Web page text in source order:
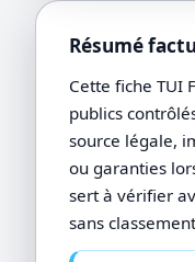
Résumé
Cette fiche TUI
publics
source légale,
ou garanties
sert à vérifier
sans